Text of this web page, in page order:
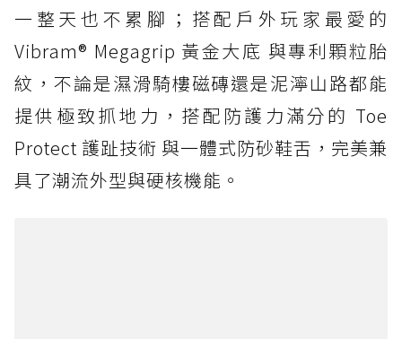
一整天也不累腳；搭配戶外玩家最愛的
Vibram® Megagrip 黃金大底 與專利顆粒胎
紋，不論是濕滑騎樓磁磚還是泥濘山路都能
提供極致抓地力，搭配防護力滿分的 Toe
Protect 護趾技術 與一體式防砂鞋舌，完美兼
具了潮流外型與硬核機能。